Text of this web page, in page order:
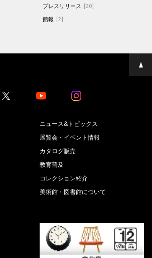
プレスリリース [20]
館報 [2]
ペ
ー
Youtube Youtube
ニュース&トピックス
展覧会・イベント情報
カタログ販売
教育普及
コレクション紹介
美術館・図書館について